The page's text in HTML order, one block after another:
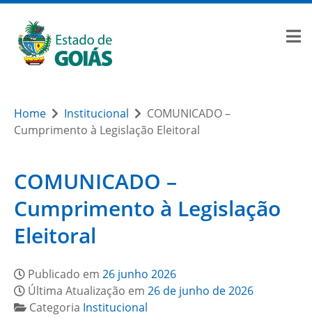
Home Institucional
COMUNICADO –
Cumprimento à Legislação Eleitoral
COMUNICADO –
Cumprimento à Legislação
Eleitoral
Publicado em 26 junho 2026
Última Atualização em 26 de junho de 2026
Categoria Institucional